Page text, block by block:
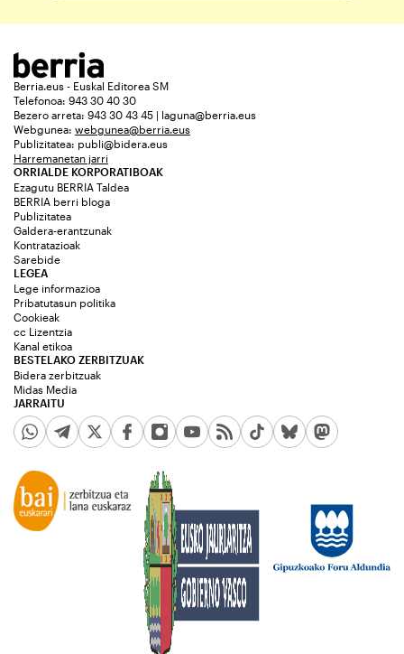
Berria.eus - Euskal Editorea SM
Telefonoa: 943 30 40 30
Bezero arreta: 943 30 43 45 | laguna@berria.eus
Webgunea: webgunea@berria.eus
Publizitatea: publi@bidera.eus
Harremanetan jarri
ORRIALDE KORPORATIBOAK
Ezagutu BERRIA Taldea
BERRIA berri bloga
Publizitatea
Galdera-erantzunak
Kontratazioak
Sarebide
JARRAITU
LEGEA
Lege informazioa
Pribatutasun politika
Cookieak
cc Lizentzia
Kanal etikoa
BESTELAKO ZERBITZUAK
Bidera zerbitzuak
Midas Media